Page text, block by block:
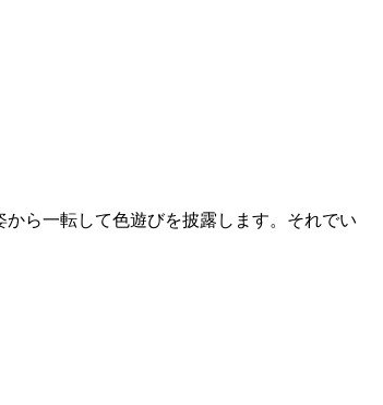
ら一転して色遊びを披露します。それでい